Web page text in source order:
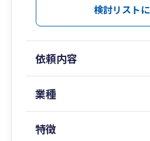
検討リスト
依頼内容
業種
特徴